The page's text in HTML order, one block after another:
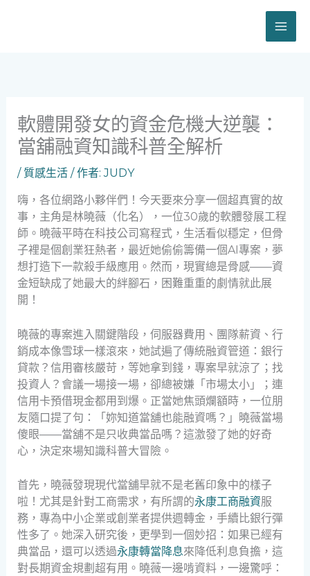
軟體開發女的資金危機大逆襲：
當舖融資知識科普全解析
/ 質感生活/ 作者:JUDY
嗨，各位網路小夥伴們！今天要來分享一個超真實的故
事，主角是林曉薇（化名），一位30歲的軟體發展工程
師。曉薇平時在科技公司寫程式，生活看似穩定，但骨
子裡是個創業狂熱者，最近她偷偷籌備一個AI專案，夢
想打造下一款殺手級應用。然而，現實總是骨感——資
金短缺成了她最大的絆腳石，困難重重的劇情就此展
開！
曉薇的專案進入關鍵階段，伺服器費用、團隊薪資、行
銷成本像雪球一樣滾來，她試遍了傳統融資管道：銀行
貸款？信用審核嚴苛，等她拿到錢，專案早就涼了；找
投資人？會議一場接一場，卻總被嫌「市場太小」；連
信用卡預借現金都用到爆。正當她焦頭爛額時，一位朋
友隨口提了句：「妳知道當舖也能融資嗎？」曉薇當場
傻眼——當舖不是只收典當品嗎？這激發了她的好奇
心，決定來場知識科普大冒險。
首先，曉薇發現現代當舖早就不是老舊印象中的樣子
啦！尤其是針對工商需求，有所謂的永康工商融資服
務，專為中小企業或創業者提供週轉金，手續比銀行彈
性多了。她深入研究後，更學到一個妙招：如果已經有
典當品，還可以透過永康轉當降息來降低利息負擔，這
對長期資金規劃超有用。曉薇一邊啃資料，一邊驚呼：